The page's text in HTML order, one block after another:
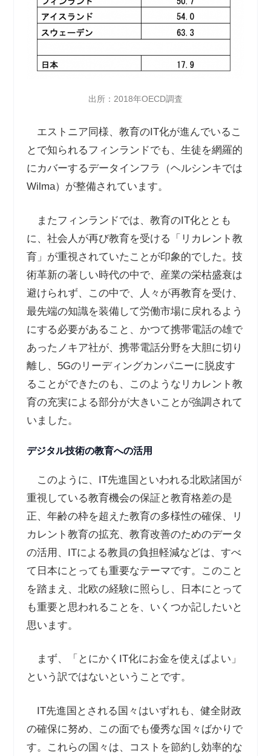
出所：2018年OECD調査
エストニア同様、教育のIT化が進んでいるこ
とで知られるフィンランドでも、生徒を網羅的
にカバーするデータインフラ（ヘルシンキでは
Wilma）が整備されています。
またフィンランドでは、教育のIT化ととも
に、社会人が再び教育を受ける「リカレント教
育」が重視されていたことが印象的でした。技
術革新の著しい時代の中で、産業の栄枯盛衰は
避けられず、この中で、人々が再教育を受け、
最先端の知識を装備して労働市場に戻れるよう
にする必要があること、かつて携帯電話の雄で
あったノキア社が、携帯電話分野を大胆に切り
離し、5Gのリーディングカンパニーに脱皮す
ることができたのも、このようなリカレント教
育の充実による部分が大きいことが強調されて
いました。
デジタル技術の教育への活用
このように、IT先進国といわれる北欧諸国が
重視している教育機会の保証と教育格差の是
正、年齢の枠を超えた教育の多様性の確保、リ
カレント教育の拡充、教育改善のためのデータ
の活用、ITによる教員の負担軽減などは、すべ
て日本にとっても重要なテーマです。このこと
を踏まえ、北欧の経験に照らし、日本にとって
も重要と思われることを、いくつか記したいと
思います。
まず、「とにかくIT化にお金を使えばよい」
という訳ではないということです。
IT先進国とされる国々はいずれも、健全財政
の確保に努め、この面でも優秀な国々ばかりで
す。これらの国々は、コストを節約し効率的な